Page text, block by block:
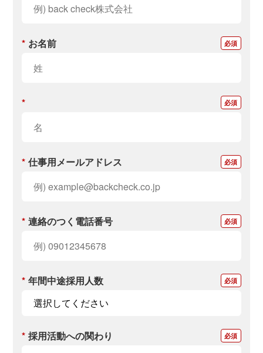
* お名前
*
* 仕事用メールアドレス
* 連絡のつく電話番号
* 年間中途採用人数
* 採用活動への関わり